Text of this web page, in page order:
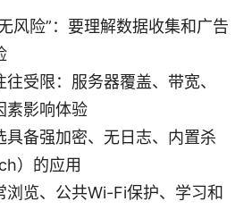
风险”：要理解数据收集和广告
受限：服务器覆盖、带宽、
素影响体验
具备强加密、无日志、内置杀
）的应用
浏览、公共Wi-Fi保护、学习和